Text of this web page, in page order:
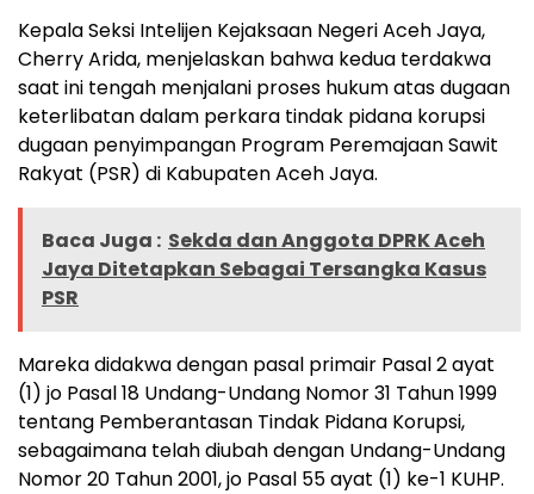
Kepala Seksi Intelijen Kejaksaan Negeri Aceh Jaya,
Cherry Arida, menjelaskan bahwa kedua terdakwa
saat ini tengah menjalani proses hukum atas dugaan
keterlibatan dalam perkara tindak pidana korupsi
dugaan penyimpangan Program Peremajaan Sawit
Rakyat (PSR) di Kabupaten Aceh Jaya.
Baca Juga : Sekda dan Anggota DPRK Aceh
Jaya Ditetapkan Sebagai Tersangka Kasus
PSR
Mareka didakwa dengan pasal primair Pasal 2 ayat
(1) jo Pasal 18 Undang-Undang Nomor 31 Tahun 1999
tentang Pemberantasan Tindak Pidana Korupsi,
sebagaimana telah diubah dengan Undang-Undang
Nomor 20 Tahun 2001, jo Pasal 55 ayat (1) ke-1 KUHP.